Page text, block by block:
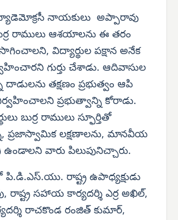
నాయకులు అప్పారావు
రాములు ఆశయాలను ఈ తరం
విద్యార్థుల పక్షాన అనేక
గుర్తు చేశాడు. ఆదివాసుల
దాడులను తక్షణం ప్రభుత్వం ఆపి
ప్రభుత్వాన్ని కోరాడు.
బుర్ర రాములు స్ఫూర్తితో
ప్రజాస్వామిక లక్షణాలను, మానవీయ
ఉండాలని వారు పిలుపునిచ్చారు.
రాష్ట్ర ఉపాధ్యక్షుడు
రాష్ట్ర సహాయ కార్యదర్శి ఎర్ర అఖిల్,
రాచకొండ రంజిత్ కుమార్,